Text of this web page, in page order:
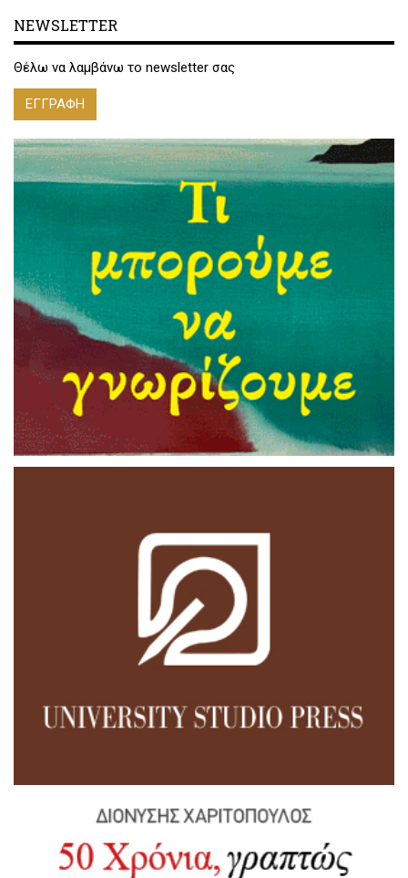
NEWSLETTER
Θέλω να λαμβάνω το newsletter σας
ΕΓΓΡΑΦΗ